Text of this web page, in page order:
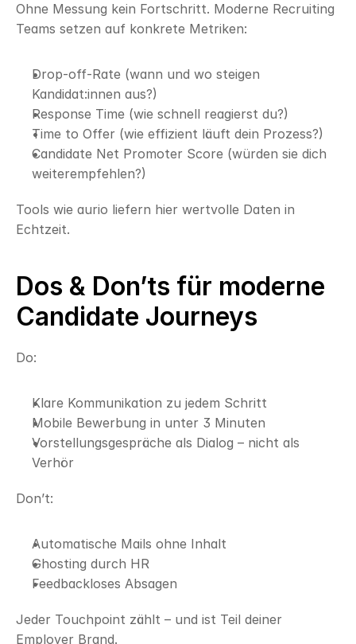
Ohne Messung kein Fortschritt. Moderne Recruiting
Teams setzen auf konkrete Metriken:
Drop-off-Rate (wann und wo steigen
Kandidat:innen aus?)
Response Time (wie schnell reagierst du?)
Time to Offer (wie effizient läuft dein Prozess?)
Candidate Net Promoter Score (würden sie dich
weiterempfehlen?)
Tools wie aurio liefern hier wertvolle Daten in
Echtzeit.
Dos & Don’ts für moderne
Candidate Journeys
Do:
Klare Kommunikation zu jedem Schritt
Mobile Bewerbung in unter 3 Minuten
Vorstellungsgespräche als Dialog – nicht als
Verhör
Don’t:
Automatische Mails ohne Inhalt
Ghosting durch HR
Feedbackloses Absagen
Jeder Touchpoint zählt – und ist Teil deiner
Employer Brand.